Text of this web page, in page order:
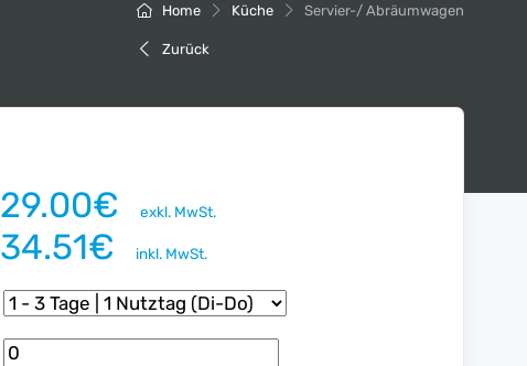
Home Küche Servier-/ Abräumwagen
Zurück
29.00€ exkl. MwSt.
34.51€ inkl. MwSt.